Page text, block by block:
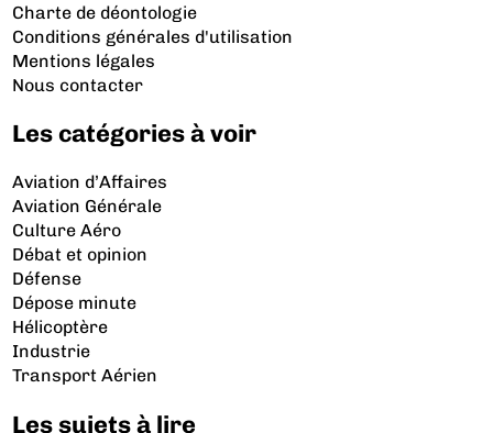
Charte de déontologie
Conditions générales d'utilisation
Mentions légales
Nous contacter
Les catégories à voir
Aviation d’Affaires
Aviation Générale
Culture Aéro
Débat et opinion
Défense
Dépose minute
Hélicoptère
Industrie
Transport Aérien
Les sujets à lire